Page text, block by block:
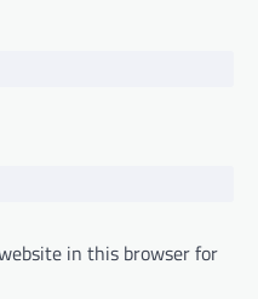
in this browser for